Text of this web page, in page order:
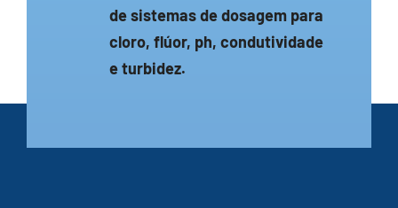
de sistemas de dosagem para
cloro, flúor, ph, condutividade
e turbidez.